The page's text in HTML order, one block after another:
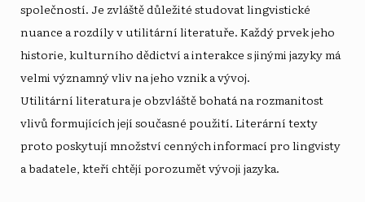
společností. Je zvláště důležité studovat lingvistické
nuance a rozdíly v utilitární literatuře. Každý prvek jeho
historie, kulturního dědictví a interakce s jinými jazyky má
velmi významný vliv na jeho vznik a vývoj.
Utilitární literatura je obzvláště bohatá na rozmanitost
vlivů formujících její současné použití. Literární texty
proto poskytují množství cenných informací pro lingvisty
a badatele, kteří chtějí porozumět vývoji jazyka.